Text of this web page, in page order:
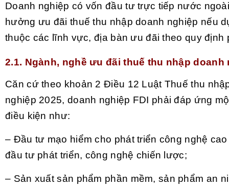
Doanh nghiệp có vốn đầu tư trực tiếp nước
hưởng ưu đãi thuế thu nhập doanh nghiệp nếu
thuộc các lĩnh vực, địa bàn ưu đãi theo quy định
2.1. Ngành, nghề ưu đãi thuế thu nhập doanh
Căn cứ theo khoản 2 Điều 12 Luật Thuế thu
nghiệp 2025, doanh nghiệp FDI phải đáp ứng
điều kiện như:
– Đầu tư mạo hiểm cho phát triển công nghệ
đầu tư phát triển, công nghệ chiến lược;
– Sản xuất sản phẩm phần mềm, sản phẩm an